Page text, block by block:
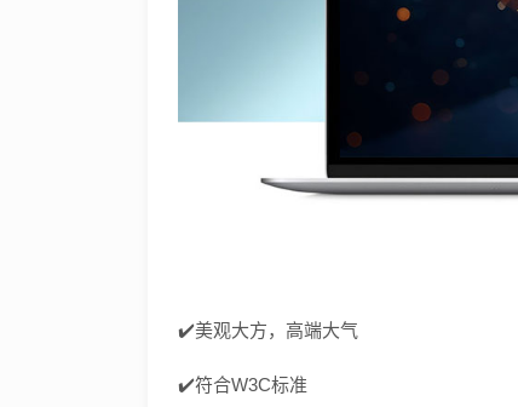
✔️美观大方，高端大气
✔️符合W3C标准